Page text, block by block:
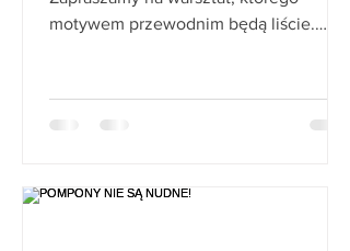
motywem przewodnim będą liście.